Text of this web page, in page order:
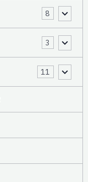
8
3
11